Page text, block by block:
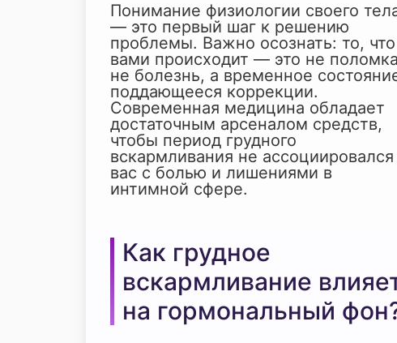
Понимание физиологии своего
— это первый шаг к решению
проблемы. Важно осознать: то,
вами происходит — это не
не болезнь, а временное
поддающееся коррекции.
Современная медицина обладает
достаточным арсеналом средств,
чтобы период грудного
вскармливания не ассоциировался
вас с болью и лишениями в
интимной сфере.
Как грудное
вскармливание
на гормональный